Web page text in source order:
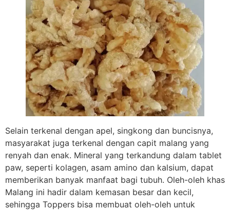
Selain terkenal dengan apel, singkong dan buncisnya,
masyarakat juga terkenal dengan capit malang yang
renyah dan enak. Mineral yang terkandung dalam tablet
paw, seperti kolagen, asam amino dan kalsium, dapat
memberikan banyak manfaat bagi tubuh. Oleh-oleh khas
Malang ini hadir dalam kemasan besar dan kecil,
sehingga Toppers bisa membuat oleh-oleh untuk